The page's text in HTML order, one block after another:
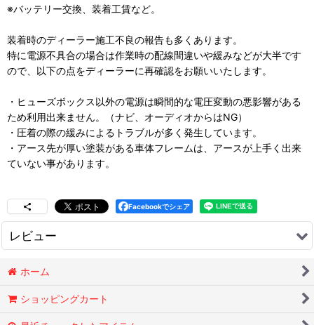
※バッテリー交換、装着工賃など。
装着時のディーラー施工不良の報告も多くあります。
特に電源不具合の場合は作業時の配線間違いや緩みなどが大半です
ので、以下の点をディーラーに再確認をお願いいたします。
・ヒューズボックス以外の電源は瞬間的な電圧変動の悪影響がある
ため利用出来ません。（ナビ、オーディオからはNG）
・圧着の際の緩みによるトラブルが多く発生しています。
・アース先が厚い塗装がある車体フレームは、アースが上手く出来
ていない事があります。
Facebookでシェア
レビュー
0 件のレビュー
ホーム
ショッピングカート